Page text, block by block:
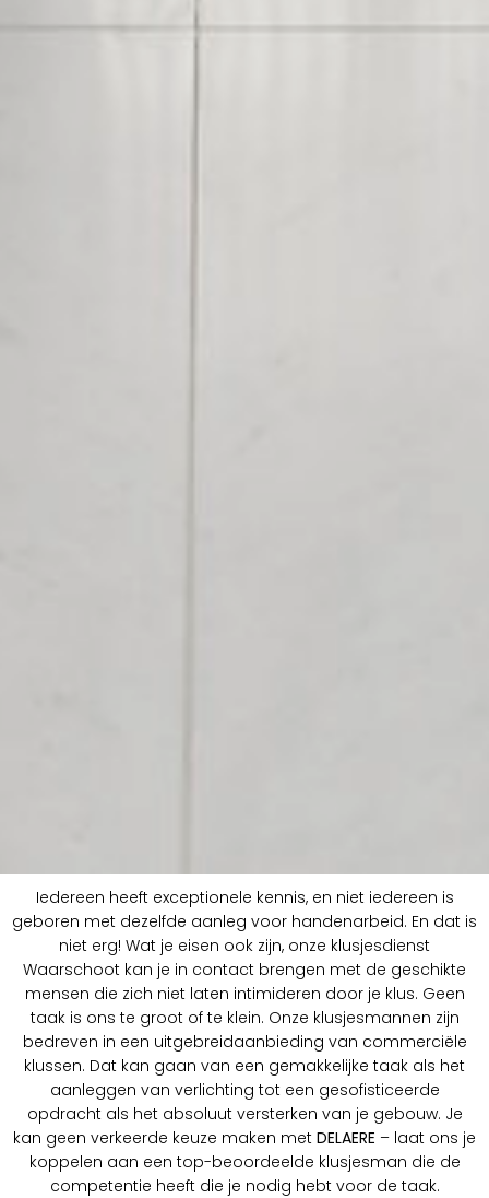
Iedereen heeft exceptionele kennis, en niet iedereen is
geboren met dezelfde aanleg voor handenarbeid. En dat is
niet erg! Wat je eisen ook zijn, onze klusjesdienst
Waarschoot kan je in contact brengen met de geschikte
mensen die zich niet laten intimideren door je klus. Geen
taak is ons te groot of te klein. Onze klusjesmannen zijn
bedreven in een uitgebreidaanbieding van commerciële
klussen. Dat kan gaan van een gemakkelijke taak als het
aanleggen van verlichting tot een gesofisticeerde
opdracht als het absoluut versterken van je gebouw. Je
kan geen verkeerde keuze maken met DELAERE – laat ons je
koppelen aan een top-beoordeelde klusjesman die de
competentie heeft die je nodig hebt voor de taak.